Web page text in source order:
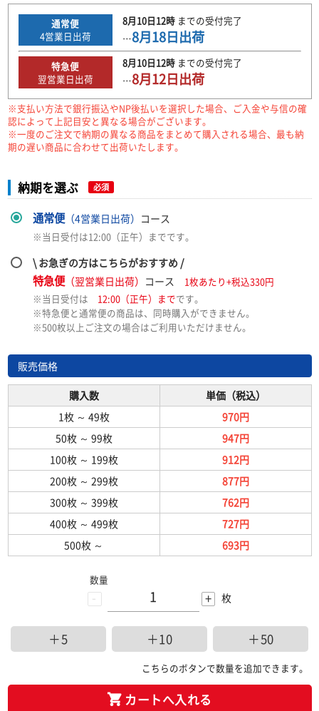
通常便
4営業日出荷
8月10日12時までの受付完了
…8月18日出荷
特急便
翌営業日出荷
8月10日12時までの受付完了
…8月12日出荷
※支払い方法で銀行振込やNP後払いを選択した場合、ご入金や与信の確
認によって上記目安と異なる場合がございます。
※一度のご注文で納期の異なる商品をまとめて購入される場合、最も納
期の遅い商品に合わせて出荷いたします。
納期を選ぶ 必須
通常便（4営業日出荷） コース
※当日受付は12:00（正午）までです。
\ お急ぎの方はこちらがおすすめ /
特急便（翌営業日出荷） コース
1枚あたり+税込330円
※当日受付は 12:00（正午）までです。
※特急便と通常便の商品は、同時購入ができません。
※500枚以上ご注文の場合はご利用いただけません。
販売価格
購入数
単価（税込）
1枚 ～ 49枚
970円
50枚 ～ 99枚
947円
100枚 ～ 199枚
912円
200枚 ～ 299枚
877円
300枚 ～ 399枚
762円
400枚 ～ 499枚
727円
500枚 ～ 693円
-
数量
+ 枚
＋5 ＋10 ＋50
こちらのボタンで数量を追加できます。
カートへ入れる